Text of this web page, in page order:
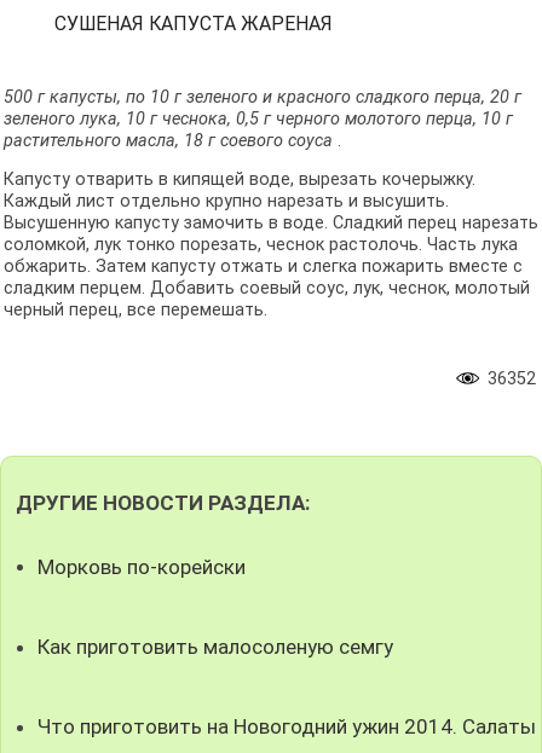
СУШЕНАЯ КАПУСТА ЖАРЕНАЯ
500 г капусты, по 10 г зеленого и красного сладкого перца, 20 г
зеленого лука, 10 г чеснока, 0,5 г черного молотого перца, 10 г
растительного масла, 18 г соевого соуса .
Капусту отварить в кипящей воде, вырезать кочерыжку.
Каждый лист отдельно крупно нарезать и высушить.
Высушенную капусту замочить в воде. Сладкий перец нарезать
соломкой, лук тонко порезать, чеснок растолочь. Часть лука
обжарить. Затем капусту отжать и слегка пожарить вместе с
сладким перцем. Добавить соевый соус, лук, чеснок, молотый
черный перец, все перемешать.
36352
ДРУГИЕ НОВОСТИ РАЗДЕЛА:
Морковь по-корейски
Как приготовить малосоленую семгу
Что приготовить на Новогодний ужин 2014. Салаты